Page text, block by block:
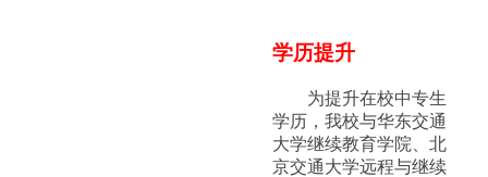
学历提升
为提升在校中专生
学历，我校与华东交通
大学继续教育学院、北
京交通大学远程与继续